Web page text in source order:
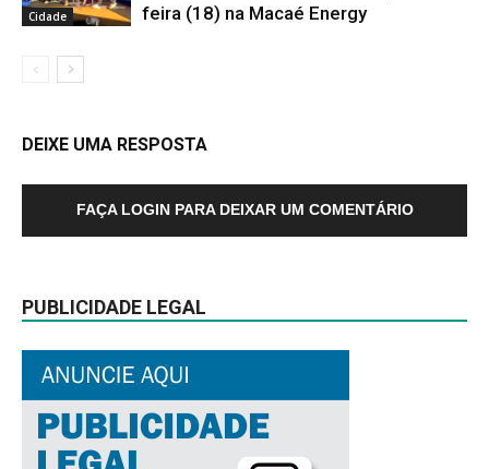
Cidade
feira (18) na Macaé Energy
DEIXE UMA RESPOSTA
FAÇA LOGIN PARA DEIXAR UM COMENTÁRIO
PUBLICIDADE LEGAL